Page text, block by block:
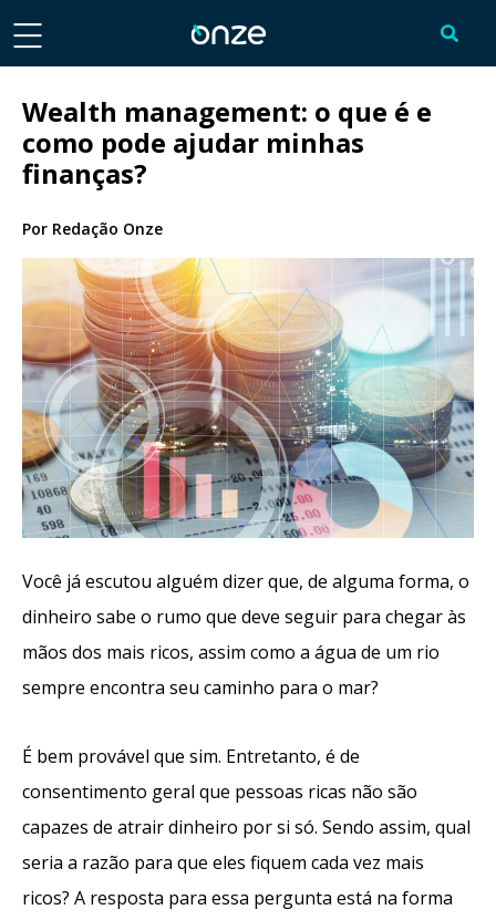
Wealth management: o que é e
como pode ajudar minhas
finanças?
Por Redação Onze
Você já escutou alguém dizer que, de alguma forma, o
dinheiro sabe o rumo que deve seguir para chegar às
mãos dos mais ricos, assim como a água de um rio
sempre encontra seu caminho para o mar?
É bem provável que sim. Entretanto, é de
consentimento geral que pessoas ricas não são
capazes de atrair dinheiro por si só. Sendo assim, qual
seria a razão para que eles fiquem cada vez mais
ricos? A resposta para essa pergunta está na forma